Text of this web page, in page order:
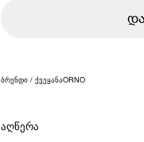
ბრენდი / ქვეყანაORNO
აღწერა